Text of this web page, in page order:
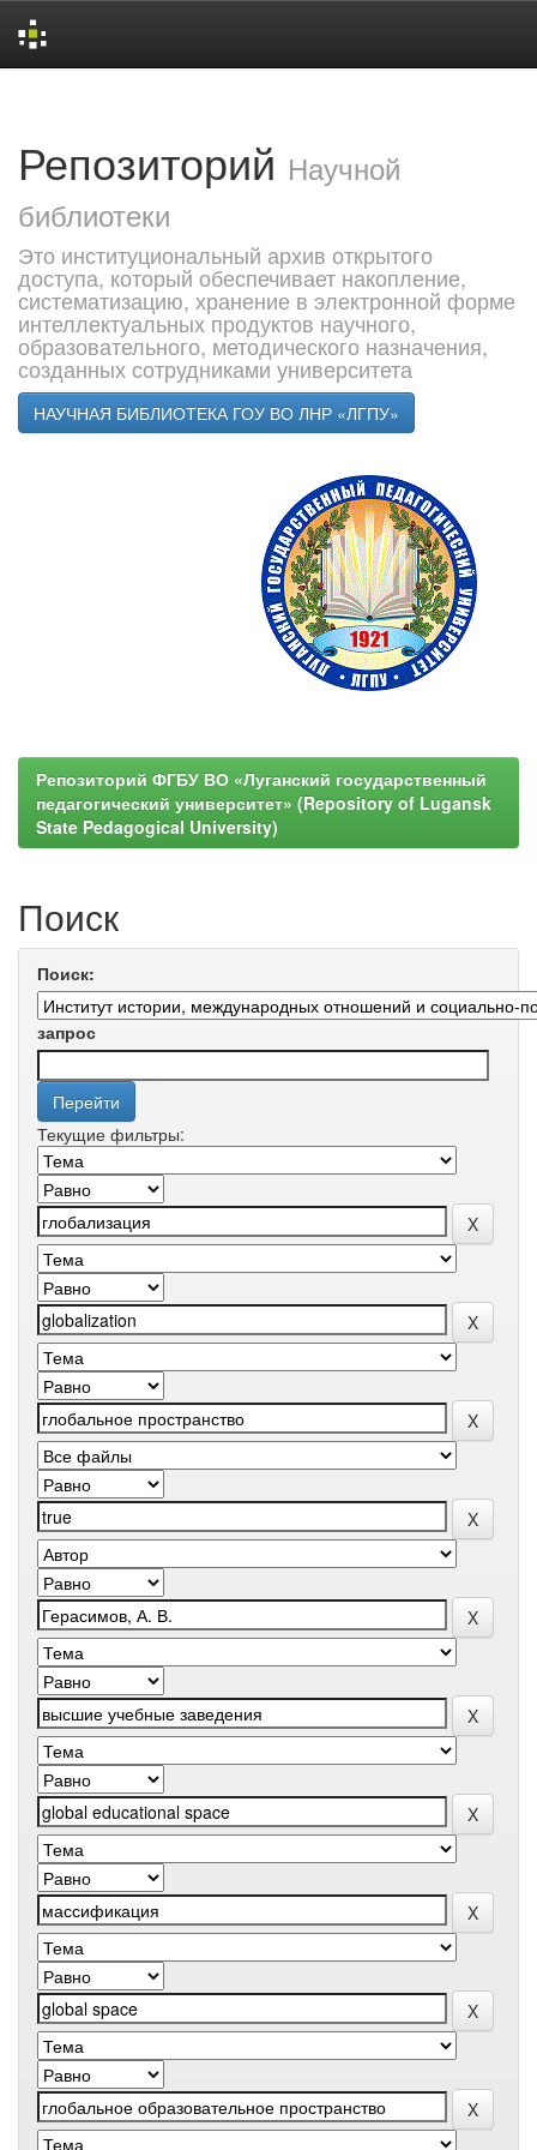
Репозиторий Научной
библиотеки
Это институциональный архив открытого
доступа, который обеспечивает накопление,
систематизацию, хранение в электронной форме
интеллектуальных продуктов научного,
образовательного, методического назначения,
созданных сотрудниками университета
НАУЧНАЯ БИБЛИОТЕКА ГОУ ВО ЛНР «ЛГПУ»
Репозиторий ФГБУ ВО «Луганский государственный
педагогический университет» (Repository of Lugansk
State Pedagogical University)
Поиск
Поиск:
запрос
Текущие фильтры: